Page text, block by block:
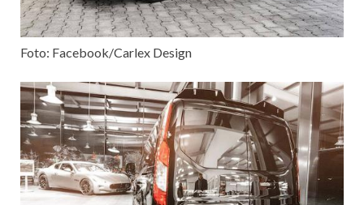
Foto: Facebook/Carlex Design